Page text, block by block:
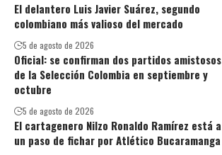
El delantero Luis Javier Suárez, segundo
colombiano más valioso del mercado
5 de agosto de 2026
Oficial: se confirman dos partidos amistosos
de la Selección Colombia en septiembre y
octubre
5 de agosto de 2026
El cartagenero Nilzo Ronaldo Ramírez está a
un paso de fichar por Atlético Bucaramanga